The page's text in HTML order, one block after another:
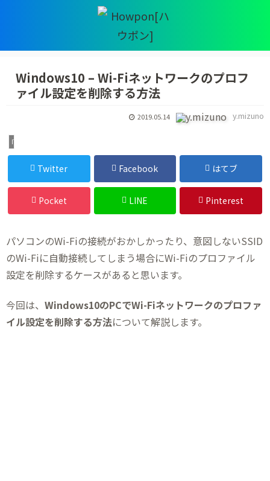
Windows10 – Wi-Fiネットワークのプロフ
ァイル設定を削除する方法
y.mizuno
2019.05.14
IT・デジタル
Twitter Facebook はてブ
Pocket LINE Pinterest
パソコンのWi-Fiの接続がおかしかったり、意図しないSSID
のWi-Fiに自動接続してしまう場合にWi-Fiのプロファイル
設定を削除するケースがあると思います。
今回は、 Windows10のPCでWi-Fiネットワークのプロファ
イル設定を削除する方法について解説します。